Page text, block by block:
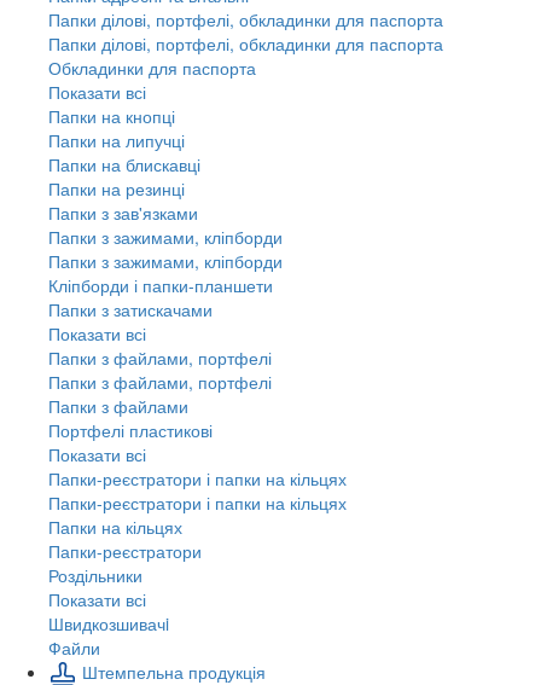
Папки ділові, портфелі, обкладинки для паспорта
Папки ділові, портфелі, обкладинки для паспорта
Обкладинки для паспорта
Показати всі
Папки на кнопці
Папки на липучці
Папки на блискавці
Папки на резинці
Папки з зав'язками
Папки з зажимами, кліпборди
Папки з зажимами, кліпборди
Кліпборди і папки-планшети
Папки з затискачами
Показати всі
Папки з файлами, портфелі
Папки з файлами, портфелі
Папки з файлами
Портфелі пластикові
Показати всі
Папки-реєстратори і папки на кільцях
Папки-реєстратори і папки на кільцях
Папки на кільцях
Папки-реєстратори
Роздільники
Показати всі
Швидкозшивачi
Файли
Штемпельна продукція